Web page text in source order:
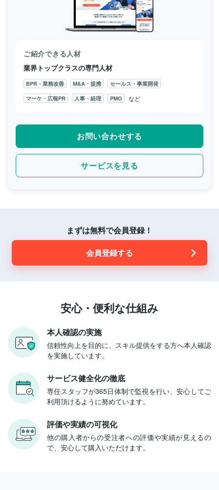
ご紹介できる人材
業界トップクラスの専門人材
BPR・業務改善 M&A・提携 セールス・事業開発
マーケ・広報PR 人事・経理 PMO など
お問い合わせする
サービスを見る
まずは無料で会員登録！
会員登録する
安心・便利な仕組み
本人確認の実施
信頼性向上を目的に、スキル提供をする方へ本人確認
を実施しています。
サービス健全化の徹底
専任スタッフが365日体制で監視を行い、安心してご
利用頂けるように努めています。
評価や実績の可視化
他の購入者からの受注者への評価や実績が見えるの
で、安心して購入いただけます。